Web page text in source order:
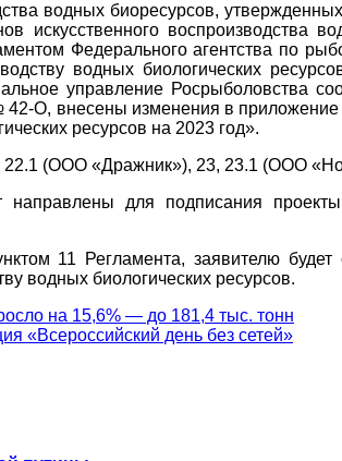
водных биоресурсов,
воспроизводства
Федерального агентства по
водных биологических
управление Росрыболовства
О, внесены изменения в
ресурсов на 2023 год».
22.1 (ООО «Дражник»), 23, 23.1 (ООО
для подписания
11 Регламента, заявителю будет
водных биологических ресурсов.
на 15,6% — до 181,4 тыс. тонн
«Всероссийский день без сетей»